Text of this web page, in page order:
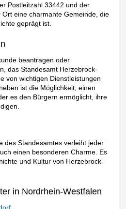
Postleitzahl 33442 und der
eine charmante Gemeinde, die
geprägt ist.
beantragen oder
das Standesamt Herzebrock-
von wichtigen Dienstleistungen
ist die Möglichkeit, einen
es den Bürgern ermöglicht, ihre
des Standesamtes verleiht jeder
einen besonderen Charme. Es
und Kultur von Herzebrock-
in Nordrhein-Westfalen